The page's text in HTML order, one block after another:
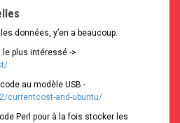
données, y’en a beaucoup.
le plus intéressé ->
au modèle USB -
currentcost-and-ubuntu/
Perl pour à la fois stocker les